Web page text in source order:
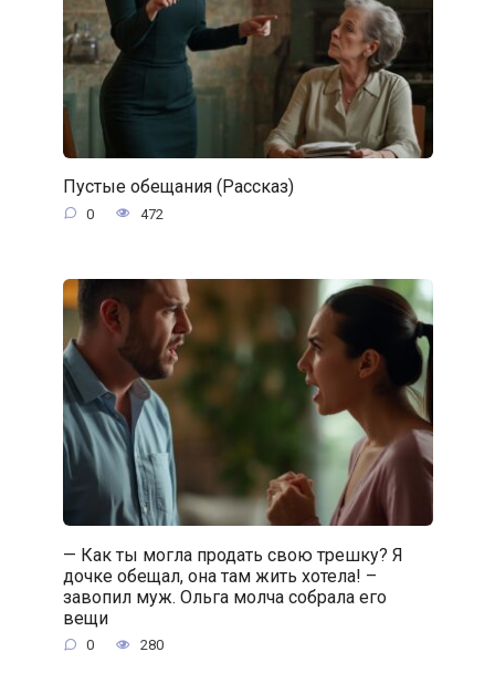
Пустые обещания (Рассказ)
0 472
— Как ты могла продать свою трешку? Я
дочке обещал, она там жить хотела! –
завопил муж. Ольга молча собрала его
вещи
0 280